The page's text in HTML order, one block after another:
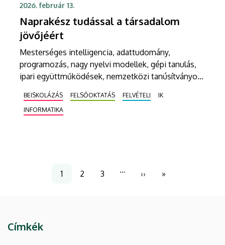
2026. február 13.
Naprakész tudással a társadalom
jövőjéért
Mesterséges intelligencia, adattudomány,
programozás, nagy nyelvi modellek, gépi tanulás,
ipari együttműködések, nemzetközi tanúsítványok
lépést az aktuális trendekkel, korszerű, naprakész
tudást kínál a hallgatóknak, akik alap- és
BEISKOLÁZÁS FELSŐOKTATÁS FELVÉTELI
IK
INFORMATIKA
Oldalszámozás
Jelenlegi
1
Page
2
Page
3
…
Következő
››
Utolsó
»
Címkék